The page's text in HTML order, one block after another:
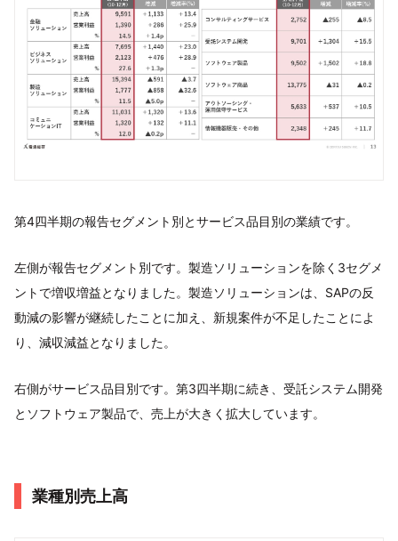
第4四半期の報告セグメント別とサービス品⽬別の業績です。
左側が報告セグメント別です。製造ソリューションを除く3セグメ
ントで増収増益となりました。製造ソリューションは、SAPの反
動減の影響が継続したことに加え、新規案件が不⾜したことによ
り、減収減益となりました。
右側がサービス品⽬別です。第3四半期に続き、受託システム開発
とソフトウェア製品で、売上が⼤きく拡⼤しています。
業種別売上⾼